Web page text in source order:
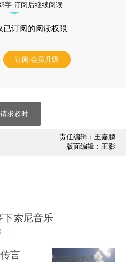
字 订阅后继续阅读
已订阅的阅读权限
订阅/会员升级
责任编辑：王嘉鹏
版面编辑：王影
下索尼音乐
言
请求超时